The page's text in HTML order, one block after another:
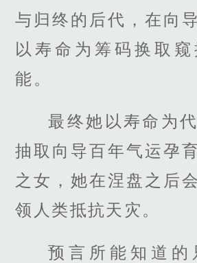
与归终的后代，在向
以寿命为筹码换取
能。
最终她以寿命为
抽取向导百年气运孕
之女，她在涅盘之后
领人类抵抗天灾。
预言所能知道的